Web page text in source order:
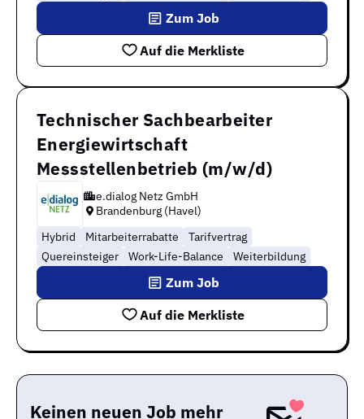
Auf die Merkliste
Zum Job
Technischer Sachbearbeiter
Energiewirtschaft
Messstellenbetrieb (m/w/d)
e.dialog Netz GmbH
Brandenburg (Havel)
Hybrid
Mitarbeiterrabatte
Tarifvertrag
Quereinsteiger
Work-Life-Balance Weiterbildung
Auf die Merkliste
Zum Job
Keinen neuen Job mehr